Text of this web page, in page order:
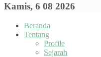
Kamis, 6 08 2026
Beranda
Tentang
Profile
Sejarah